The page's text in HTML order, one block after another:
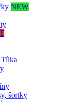
NEW
šortky